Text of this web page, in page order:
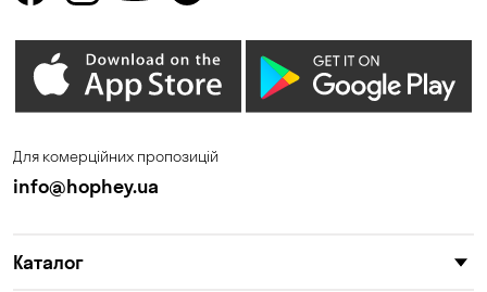
Для комерційних пропозицій
info@hophey.ua
Каталог